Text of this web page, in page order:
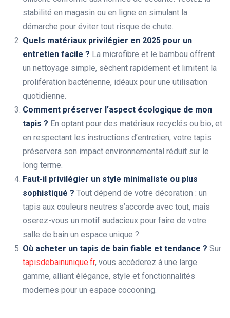
stabilité en magasin ou en ligne en simulant la
démarche pour éviter tout risque de chute.
Quels matériaux privilégier en 2025 pour un
entretien facile ? La microfibre et le bambou offrent
un nettoyage simple, sèchent rapidement et limitent la
prolifération bactérienne, idéaux pour une utilisation
quotidienne.
Comment préserver l’aspect écologique de mon
tapis ? En optant pour des matériaux recyclés ou bio, et
en respectant les instructions d’entretien, votre tapis
préservera son impact environnemental réduit sur le
long terme.
Faut-il privilégier un style minimaliste ou plus
sophistiqué ? Tout dépend de votre décoration : un
tapis aux couleurs neutres s’accorde avec tout, mais
oserez-vous un motif audacieux pour faire de votre
salle de bain un espace unique ?
Où acheter un tapis de bain fiable et tendance ? Sur
tapisdebainunique.fr, vous accéderez à une large
gamme, alliant élégance, style et fonctionnalités
modernes pour un espace cocooning.